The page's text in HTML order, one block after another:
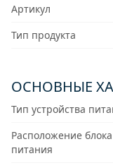
Артикул
Тип продукта
ОСНОВНЫЕ
Тип устройства
Расположение блока
питания